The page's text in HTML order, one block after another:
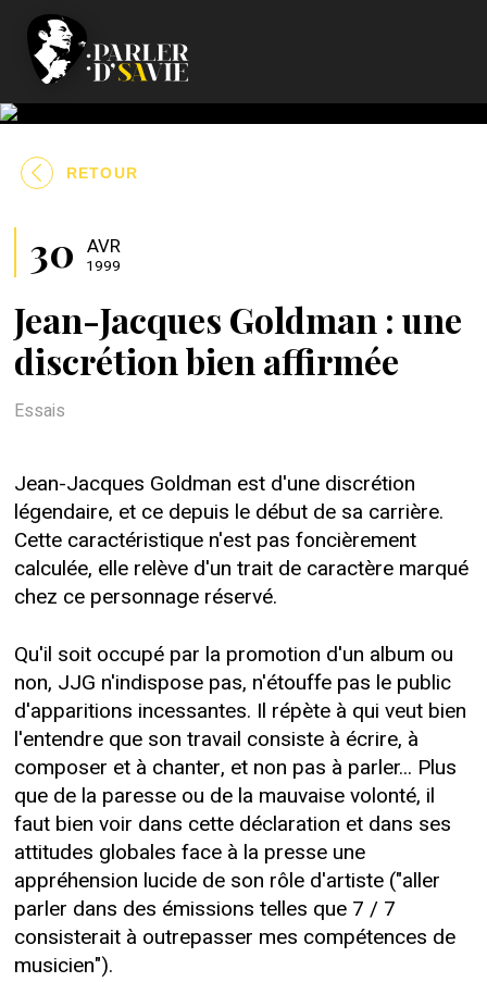
RETOUR
Jean-Jacques Goldman : une
discrétion bien affirmée
30 AVR
1999
Essais
Jean-Jacques Goldman est d'une discrétion
légendaire, et ce depuis le début de sa carrière.
Cette caractéristique n'est pas foncièrement
calculée, elle relève d'un trait de caractère marqué
chez ce personnage réservé.
Qu'il soit occupé par la promotion d'un album ou
non, JJG n'indispose pas, n'étouffe pas le public
d'apparitions incessantes. Il répète à qui veut bien
l'entendre que son travail consiste à écrire, à
composer et à chanter, et non pas à parler... Plus
que de la paresse ou de la mauvaise volonté, il
faut bien voir dans cette déclaration et dans ses
attitudes globales face à la presse une
appréhension lucide de son rôle d'artiste ("aller
parler dans des émissions telles que 7 / 7
consisterait à outrepasser mes compétences de
musicien").